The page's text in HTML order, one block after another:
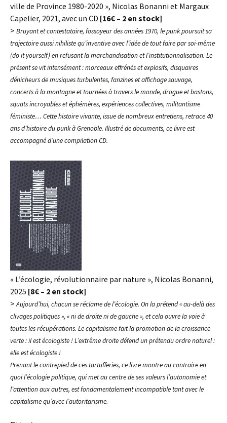
ville de Province 1980-2020 », Nicolas Bonanni et Margaux
Capelier, 2021, avec un CD [16€ – 2 en stock]
> Bruyant et contestataire, fossoyeur des années 1970, le punk poursuit sa
trajectoire aussi nihiliste qu’inventive avec l’idée de tout faire par soi-même
(do it yourself) en refusant la marchandisation et l’institutionnalisation. Le
présent se vit intensément : morceaux effrénés et explosifs, disquaires
dénicheurs de musiques turbulentes, fanzines et affichage sauvage,
concerts à la montagne et tournées à travers le monde, drogue et bastons,
squats incroyables et éphémères, expériences collectives, militantisme
féministe… Cette histoire vivante, issue de nombreux entretiens, retrace 40
ans d’histoire du punk à Grenoble. Illustré de documents, ce livre est
accompagné d’une compilation CD.
« L’écologie, révolutionnaire par nature », Nicolas Bonanni,
2025 [8€ – 2 en stock]
> Aujourd’hui, chacun se réclame de l’écologie. On la prétend « au-delà des
clivages politiques », « ni de droite ni de gauche », et cela ouvre la voie à
toutes les récupérations. Le capitalisme fait la promotion de la croissance
verte : il est écologiste ! L’extrême droite défend un prétendu ordre naturel :
elle est écologiste !
Prenant le contrepied de ces tartufferies, ce livre montre au contraire en
quoi l’écologie politique, qui met au centre de ses valeurs l’autonomie et
l’attention aux autres, est fondamentalement incompatible tant avec le
capitalisme qu’avec l’autoritarisme.